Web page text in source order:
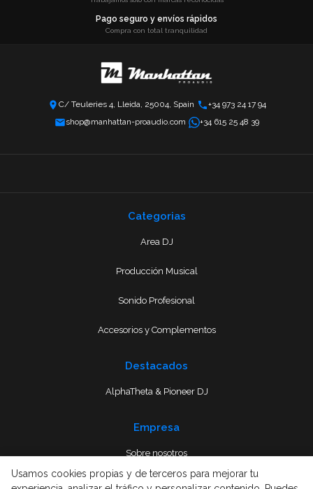
Pago seguro y envíos rápidos
Compra con total tranquilidad
C/ Teuleries 4, Lleida, 25004, Spain
+34 973 24 17 94
shop@manhattan-proaudio.com
+34 615 25 48 39
Categorias
Area DJ
Producción Musical
Sonido Profesional
Accesorios y Complementos
Destacados
AlphaTheta & Pioneer DJ
Empresa
Sobre nosotros
Usamos cookies propias y de terceros para mejorar tu